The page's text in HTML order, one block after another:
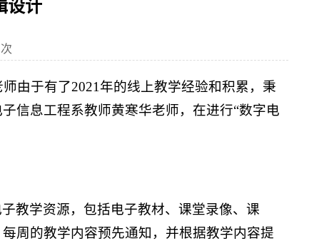
设计
次
由于有了2021年的线上教学经验和积累，秉
信息工程系教师黄寒华老师，在进行“数字电
教学资源，包括电子教材、课堂录像、课
周的教学内容预先通知，并根据教学内容提